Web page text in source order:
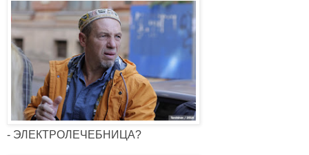
- ЭЛЕКТРОЛЕЧЕБНИЦА?